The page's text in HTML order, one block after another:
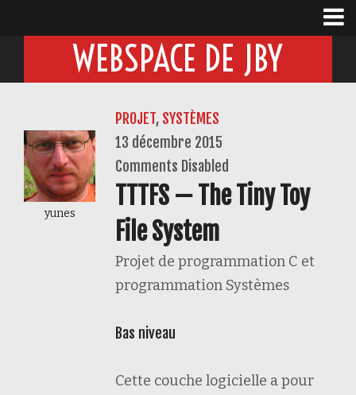
WEBSPACE DE JBY
yunes
PROJET, SYSTÈMES
13 décembre 2015
Comments Disabled
TTTFS — The Tiny Toy
File System
Projet de programmation C et
programmation Systèmes
Bas niveau
Cette couche logicielle a pour